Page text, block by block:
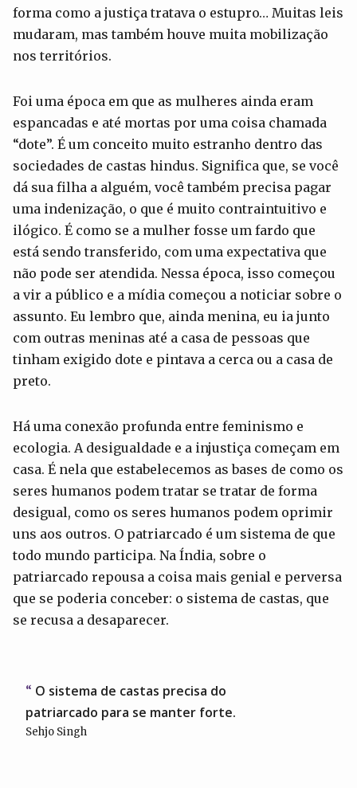
forma como a justiça tratava o estupro… Muitas leis
mudaram, mas também houve muita mobilização
nos territórios.
Foi uma época em que as mulheres ainda eram
espancadas e até mortas por uma coisa chamada
“dote”. É um conceito muito estranho dentro das
sociedades de castas hindus. Significa que, se você
dá sua filha a alguém, você também precisa pagar
uma indenização, o que é muito contraintuitivo e
ilógico. É como se a mulher fosse um fardo que
está sendo transferido, com uma expectativa que
não pode ser atendida. Nessa época, isso começou
a vir a público e a mídia começou a noticiar sobre o
assunto. Eu lembro que, ainda menina, eu ia junto
com outras meninas até a casa de pessoas que
tinham exigido dote e pintava a cerca ou a casa de
preto.
Há uma conexão profunda entre feminismo e
ecologia. A desigualdade e a injustiça começam em
casa. É nela que estabelecemos as bases de como os
seres humanos podem tratar se tratar de forma
desigual, como os seres humanos podem oprimir
uns aos outros. O patriarcado é um sistema de que
todo mundo participa. Na Índia, sobre o
patriarcado repousa a coisa mais genial e perversa
que se poderia conceber: o sistema de castas, que
se recusa a desaparecer.
O sistema de castas precisa do
patriarcado para se manter forte.
Sehjo Singh